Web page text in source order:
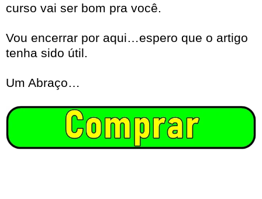
curso vai ser bom pra você.
Vou encerrar por aqui…espero que o artigo
tenha sido útil.
Um Abraço…